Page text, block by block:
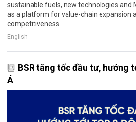
sustainable fuels, new technologies and
as a platform for value-chain expansion
competitiveness.
English
BSR tăng tốc đầu tư, hướng
Á